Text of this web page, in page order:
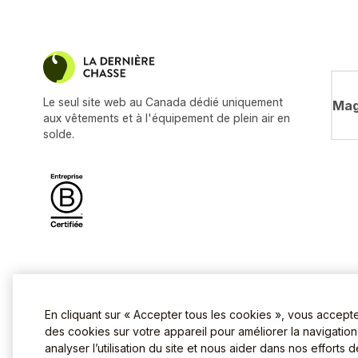
Le seul site web au Canada dédié uniquement
aux vêtements et à l'équipement de plein air en
solde.
En cliquant sur « Accepter tous les cookies », vous
des cookies sur votre appareil pour améliorer la navigation
analyser l’utilisation du site et nous aider dans nos efforts